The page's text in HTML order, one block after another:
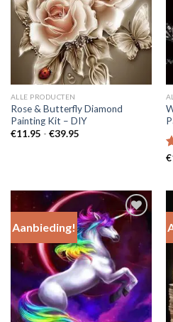
ALLE PRODUCTEN
Rose & Butterfly Diamond
Painting Kit – DIY
€11.95 - €39.95Prijsklasse:
€
Aanbieding!
Add to
Wishlist